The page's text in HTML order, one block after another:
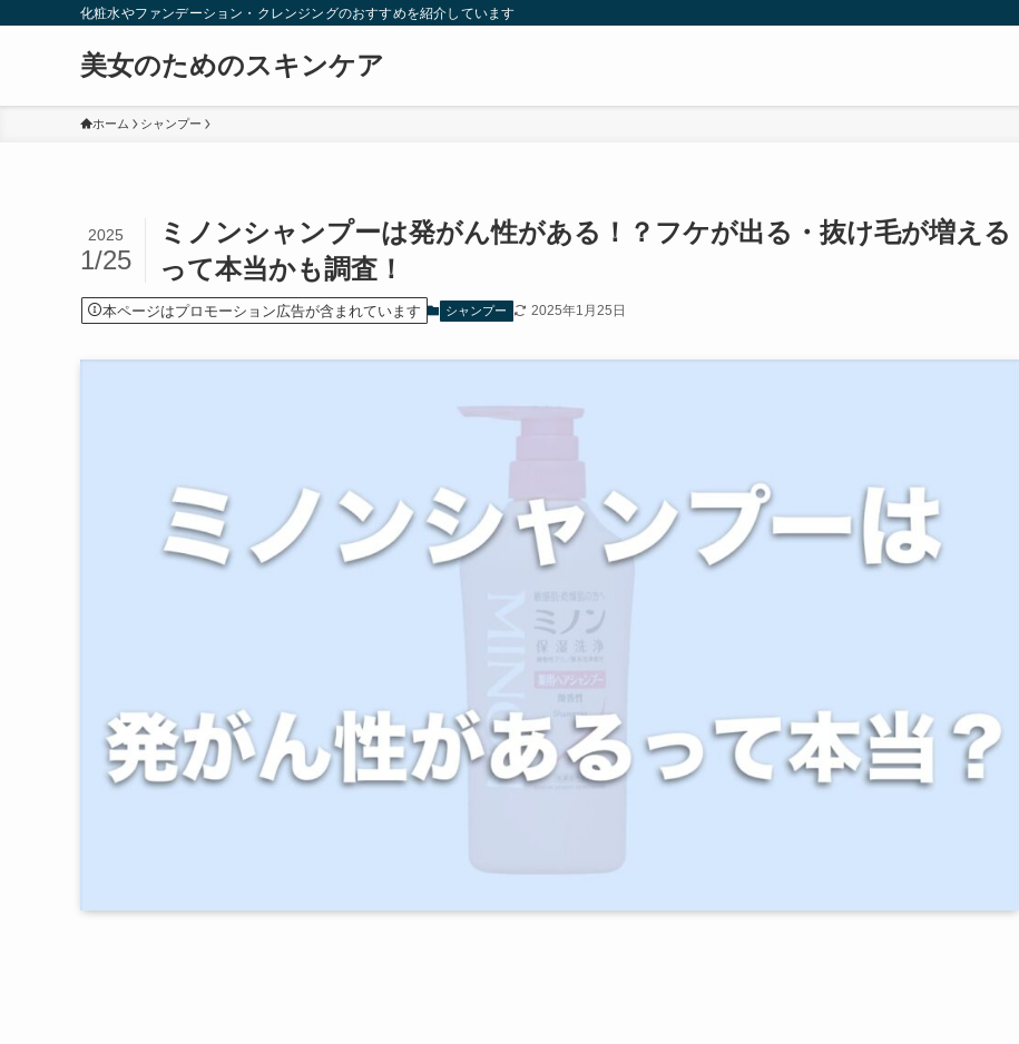
化粧水やファンデーション・クレンジングのおすすめを紹介しています
美女のためのスキンケア
ホーム シャンプー
ミノンシャンプーは発がん性がある！？フケが出る・抜け毛が増える
って本当かも調査！
2025
1/25
本ページはプロモーション広告が含まれています シャンプー 2025年1月25日